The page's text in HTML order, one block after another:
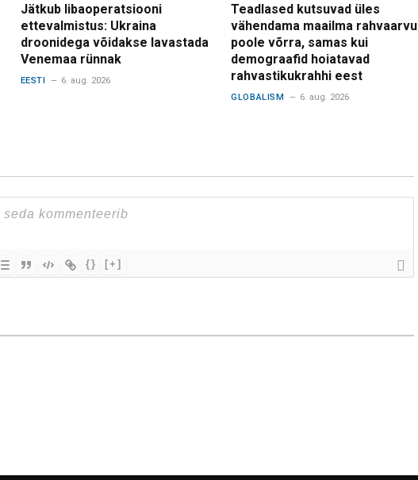
Jätkub libaoperatsiooni
ettevalmistus: Ukraina
droonidega võidakse lavastada
Venemaa rünnak
EESTI 6. aug. 2026
Teadlased kutsuvad üles
vähendama maailma rahvaarvu
poole võrra, samas kui
demograafid hoiatavad
rahvastikukrahhi eest
GLOBALISM 6. aug. 2026
{} [+]